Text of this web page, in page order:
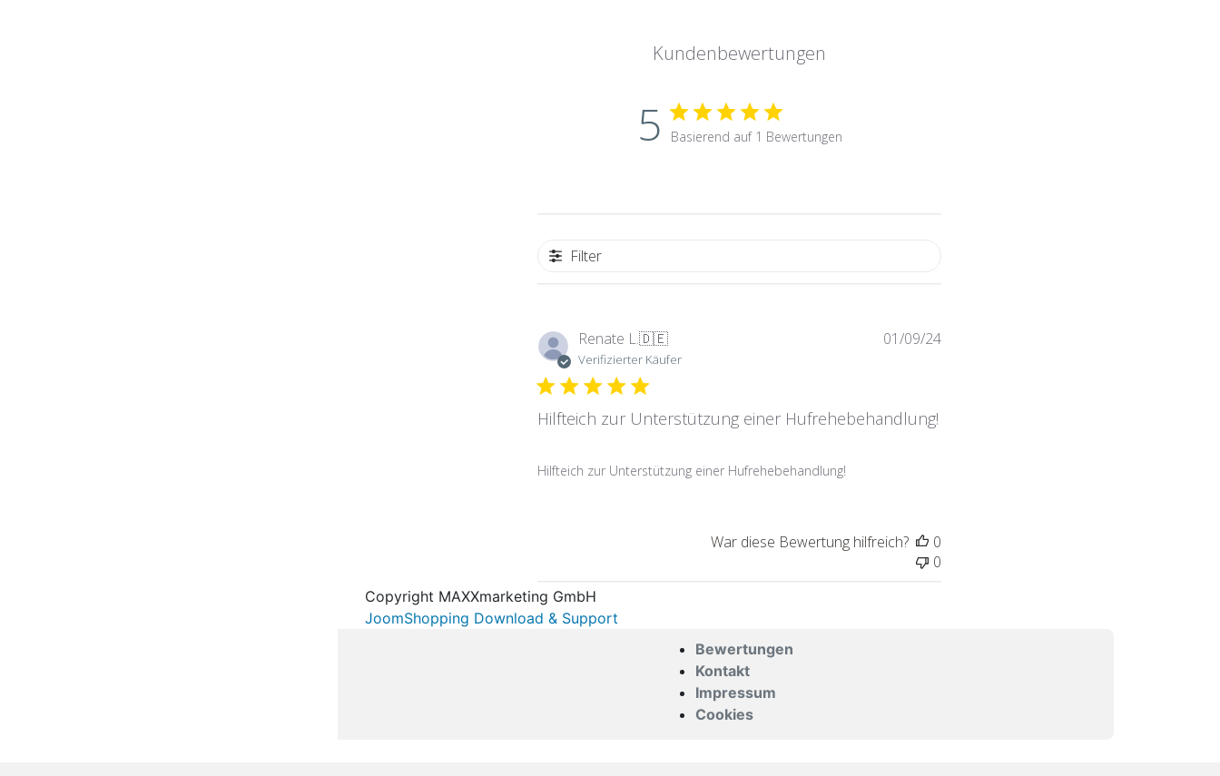
Kundenbewertungen
5 Basierend auf 1 Bewertungen
Filter
Renate L.🇩🇪
Verifizierter Käufer
Hilfteich zur Unterstützung einer Hufrehebehandlung!
Hilfteich zur Unterstützung einer Hufrehebehandlung!
Veröffentlichungsdatum
01/09/24
War diese Bewertung hilfreich?
0
0
Copyright MAXXmarketing GmbH
JoomShopping Download & Support
Bewertungen
Kontakt
Impressum
Cookies